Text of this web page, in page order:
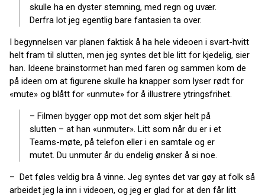
skulle ha en dyster stemning, med regn og uvær.
Derfra lot jeg egentlig bare fantasien ta over.
I begynnelsen var planen faktisk å ha hele videoen i svart-hvitt
helt fram til slutten, men jeg syntes det ble litt for kjedelig, sier
han. Ideene brainstormet han med faren og sammen kom de
på ideen om at figurene skulle ha knapper som lyser rødt for
«mute» og blått for «unmute» for å illustrere ytringsfrihet.
– Filmen bygger opp mot det som skjer helt på
slutten – at han «unmuter». Litt som når du er i et
Teams-møte, på telefon eller i en samtale og er
mutet. Du unmuter år du endelig ønsker å si noe.
– Det føles veldig bra å vinne. Jeg syntes det var gøy at folk så
arbeidet jeg la inn i videoen, og jeg er glad for at den får litt